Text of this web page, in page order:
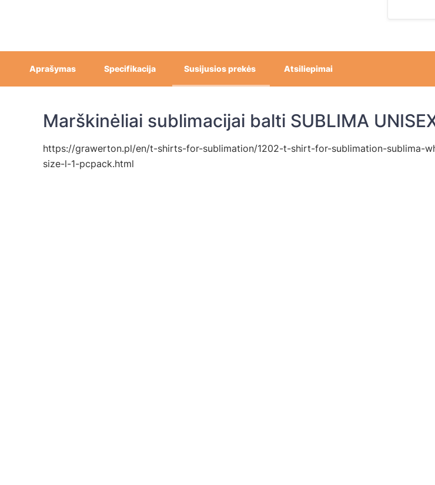
Aprašymas Specifikacija Susijusios prekės Atsiliepimai
Marškinėliai sublimacijai balti SUBLIMA
https://grawerton.pl/en/t-shirts-for-sublimation/1202-t-shirt-for-sublimation-sublima-
size-l-1-pcpack.html